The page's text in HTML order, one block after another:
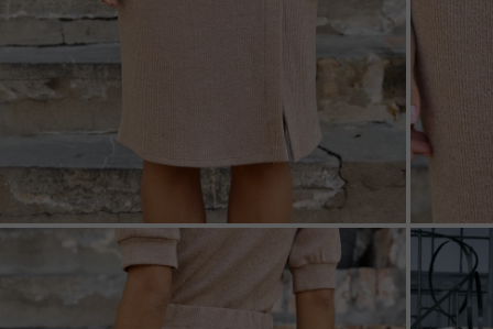
ZOOM